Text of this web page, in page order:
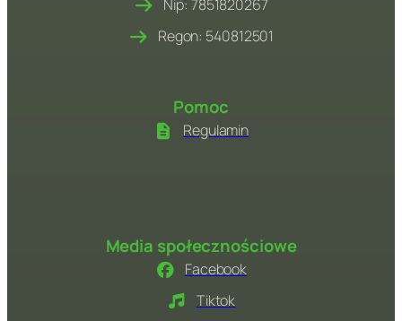
Nip: 7851820267
Regon: 540812501
Pomoc
Regulamin
Media społecznościowe
Facebook
Tiktok